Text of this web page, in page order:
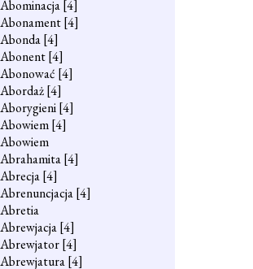
Abominacja[4]
Abonament[4]
Abonda[4]
Abonent[4]
Abonować [4]
Abordaż[4]
Aborygieni[4]
Abowiem[4]
Abowiem
Abrahamita[4]
Abrecja[4]
Abrenuncjacja[4]
Abretia
Abrewjacja[4]
Abrewjator[4]
Abrewjatura[4]